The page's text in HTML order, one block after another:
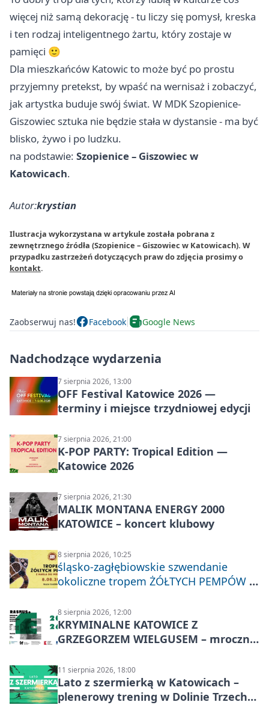
więcej niż samą dekorację - tu liczy się pomysł, kreska
i ten rodzaj inteligentnego żartu, który zostaje w
pamięci 🙂
Dla mieszkańców Katowic to może być po prostu
przyjemny pretekst, by wpaść na wernisaż i zobaczyć,
jak artystka buduje swój świat. W MDK Szopienice-
Giszowiec sztuka nie będzie stała w dystansie - ma być
blisko, żywo i po ludzku.
na podstawie: Szopienice – Giszowiec w
Katowicach.
Autor:krystian
Ilustracja wykorzystana w artykule została pobrana z
zewnętrznego źródła (Szopienice – Giszowiec w Katowicach). W
przypadku zastrzeżeń dotyczących praw do zdjęcia prosimy o
kontakt.
Zaobserwuj nas! Facebook Google News
Nadchodzące wydarzenia
7 sierpnia 2026, 13:00
OFF Festival Katowice 2026 —
terminy i miejsce trzydniowej edycji
7 sierpnia 2026, 21:00
K-POP PARTY: Tropical Edition —
Katowice 2026
7 sierpnia 2026, 21:30
MALIK MONTANA ENERGY 2000
KATOWICE – koncert klubowy
8 sierpnia 2026, 10:25
śląsko-zagłębiowskie szwendanie
okoliczne tropem ŻÓŁTYCH PEMPÓW z
8 sierpnia 2026, 12:00
KRYMINALNE KATOWICE Z
GRZEGORZEM WIELGUSEM – mroczne
11 sierpnia 2026, 18:00
Lato z szermierką w Katowicach –
plenerowy trening w Dolinie Trzech